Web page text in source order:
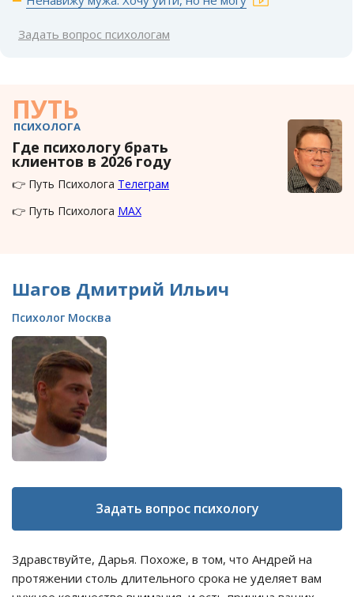
Задать вопрос психологам
ПУТЬ
ПСИХОЛОГА
Где психологу брать
клиентов в 2026 году
👉 Путь Психолога Телеграм
👉 Путь Психолога MAX
Шагов Дмитрий Ильич
Психолог Москва
Задать вопрос психологу
Здравствуйте, Дарья. Похоже, в том, что Андрей на
протяжении столь длительного срока не уделяет вам